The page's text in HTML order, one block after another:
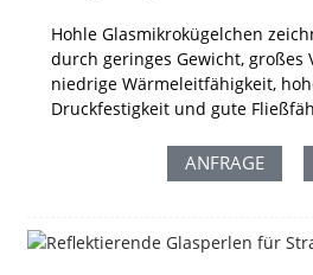
Hohle Glasmikrokügelchen
durch geringes Gewicht, großes
niedrige Wärmeleitfähigkeit,
Druckfestigkeit und gute
ANFRAGE